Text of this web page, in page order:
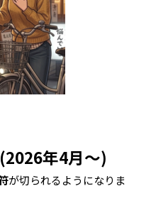
年4月～)
が切られるようになりま